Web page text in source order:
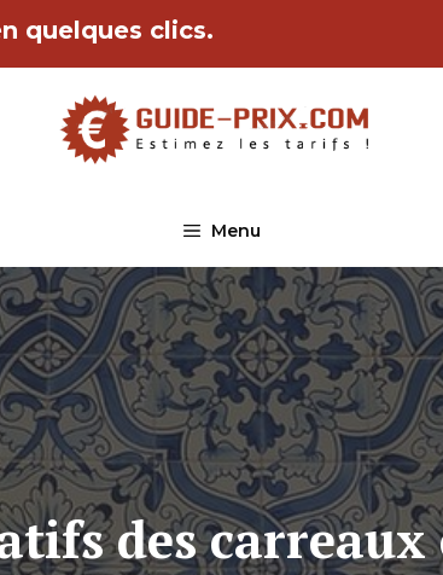
quelques clics.
Menu
des carreaux